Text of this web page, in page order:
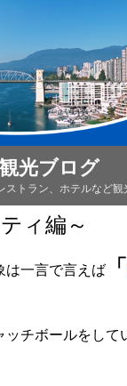
光ブログ
ストラン、ホテルなど観
ィ編～
は一言で言えば 「
チボールをして